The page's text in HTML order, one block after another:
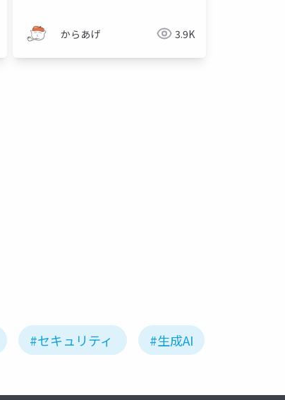
からあげ 3.9K
#セキュリティ #生成AI